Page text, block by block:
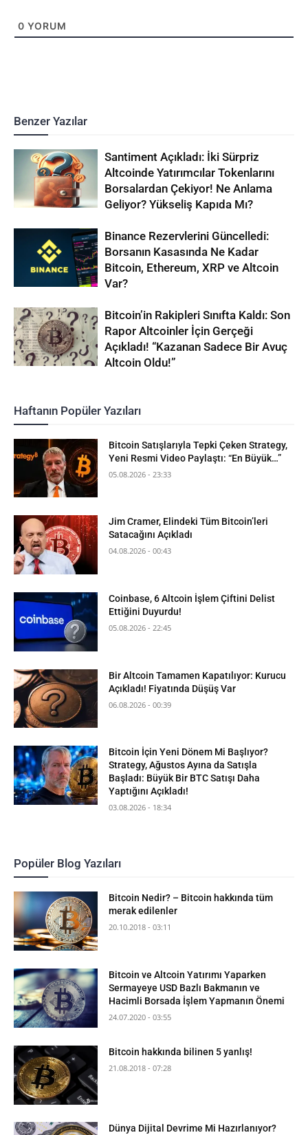
0 YORUM
Benzer Yazılar
Santiment Açıkladı: İki Sürpriz
Altcoinde Yatırımcılar Tokenlarını
Borsalardan Çekiyor! Ne Anlama
Geliyor? Yükseliş Kapıda Mı?
Binance Rezervlerini Güncelledi:
Borsanın Kasasında Ne Kadar
Bitcoin, Ethereum, XRP ve Altcoin
Var?
Bitcoin’in Rakipleri Sınıfta Kaldı: Son
Rapor Altcoinler İçin Gerçeği
Açıkladı! “Kazanan Sadece Bir Avuç
Altcoin Oldu!”
Haftanın Popüler Yazıları
Bitcoin Satışlarıyla Tepki Çeken Strategy,
Yeni Resmi Video Paylaştı: “En Büyük…”
05.08.2026 - 23:33
Jim Cramer, Elindeki Tüm Bitcoin’leri
Satacağını Açıkladı
04.08.2026 - 00:43
Coinbase, 6 Altcoin İşlem Çiftini Delist
Ettiğini Duyurdu!
05.08.2026 - 22:45
Bir Altcoin Tamamen Kapatılıyor: Kurucu
Açıkladı! Fiyatında Düşüş Var
06.08.2026 - 00:39
Bitcoin İçin Yeni Dönem Mi Başlıyor?
Strategy, Ağustos Ayına da Satışla
Başladı: Büyük Bir BTC Satışı Daha
Yaptığını Açıkladı!
03.08.2026 - 18:34
Popüler Blog Yazıları
Bitcoin Nedir? – Bitcoin hakkında tüm
merak edilenler
20.10.2018 - 03:11
Bitcoin ve Altcoin Yatırımı Yaparken
Sermayeye USD Bazlı Bakmanın ve
Hacimli Borsada İşlem Yapmanın Önemi
24.07.2020 - 03:55
Bitcoin hakkında bilinen 5 yanlış!
21.08.2018 - 07:28
Dünya Dijital Devrime Mi Hazırlanıyor?